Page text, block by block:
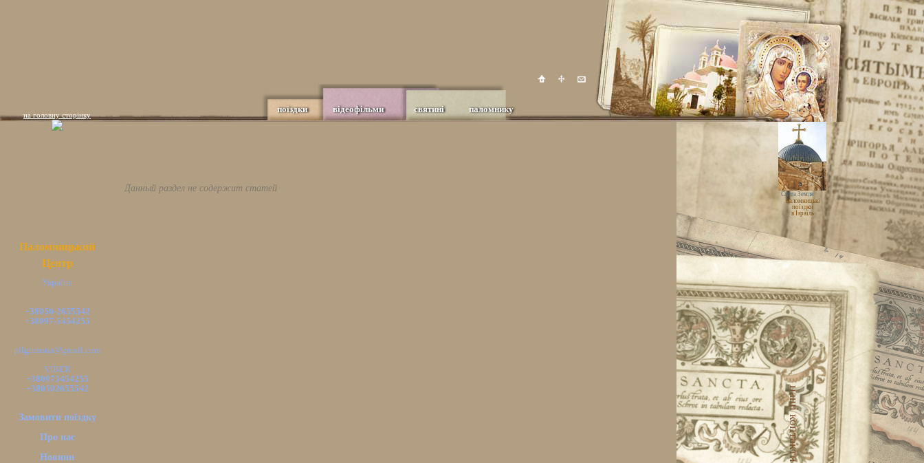
поїздки відеофільми святині паломнику
на головну сторінку
Паломницький
Центр
Україна
+38050-2655542
+38097-5454255
pilgrimsua@gmail.com
VIBER
+380975454255
+380502655542
Замовити поїздку
Про нас
Новини
Свята Земля
паломницькі
поїздки
в Ізраїль
наші контакти
Данный раздел не содержит статей